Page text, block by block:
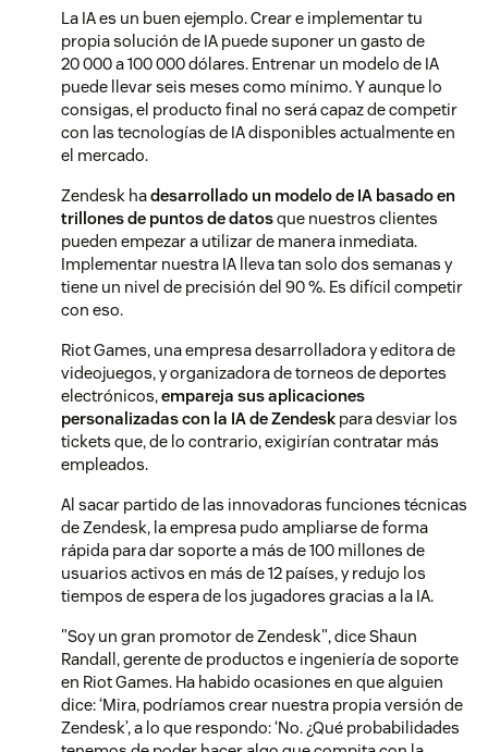
La IA es un buen ejemplo. Crear e implementar tu
propia solución de IA puede suponer un gasto de
20 000 a 100 000 dólares. Entrenar un modelo de IA
puede llevar seis meses como mínimo. Y aunque lo
consigas, el producto final no será capaz de competir
con las tecnologías de IA disponibles actualmente en
el mercado.
Zendesk hadesarrollado un modelo de IA basado en
trillones de puntos de datosque nuestros clientes
pueden empezar a utilizar de manera inmediata.
Implementar nuestra IA lleva tan solo dos semanas y
tiene un nivel de precisión del 90 %. Es difícil competir
con eso.
Riot Games, una empresa desarrolladora y editora de
videojuegos, y organizadora de torneos de deportes
electrónicos,empareja sus aplicaciones
personalizadas con la IA de Zendesk para desviar los
tickets que, de lo contrario, exigirían contratar más
empleados.
Al sacar partido de las innovadoras funciones técnicas
de Zendesk, la empresa pudo ampliarse de forma
rápida para dar soporte a más de 100 millones de
usuarios activos en más de 12 países, y redujo los
tiempos de espera de los jugadores gracias a la IA.
"Soy un gran promotor de Zendesk", dice Shaun
Randall, gerente de productos e ingeniería de soporte
en Riot Games. Ha habido ocasiones en que alguien
dice: ‘Mira, podríamos crear nuestra propia versión de
Zendesk’, a lo que respondo: ‘No. ¿Qué probabilidades